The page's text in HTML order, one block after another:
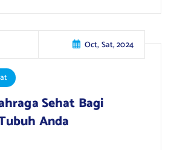
Oct, Sat, 2024
Sehat Bagi
Anda